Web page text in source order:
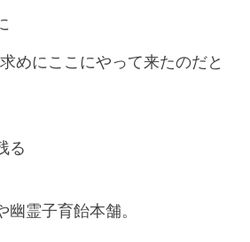
めにここにやって来たのだと
る
霊子育飴本舗。